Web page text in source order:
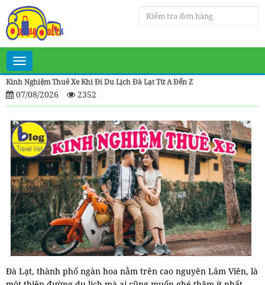
Toggle
navigation
Kinh Nghiệm Thuê Xe Khi Đi Du Lịch Đà Lạt Từ A Đến Z
07/08/2026 2352
Đà Lạt, thành phố ngàn hoa nằm trên cao nguyên Lâm Viên, là